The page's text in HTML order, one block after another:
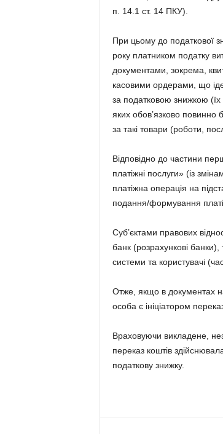
п. 14.1 ст. 14 ПКУ).
При цьому до податкової
року платником податку
документами, зокрема,
касовими ордерами, що
за податковою знижкою (їх
яких обов’язково повинно
за такі товари (роботи,
Відповідно до частини
платіжні послуги» (із
платіжна операція на
подання/формування
Суб’єктами правових
банк (розрахункові банки),
системи та користувачі
Отже, якщо в документах
особа є ініціатором
Враховуючи викладене,
переказ коштів
податкову знижку.